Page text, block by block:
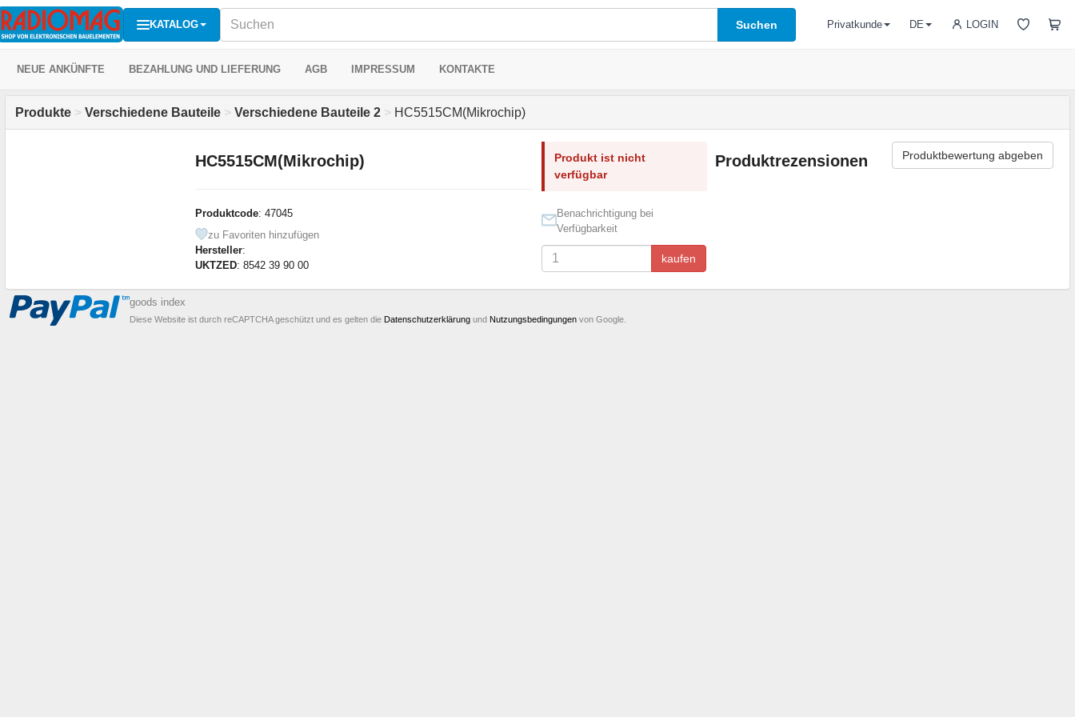
KATALOG Suchen LOGIN
Privatkunde DE
NEUE ANKÜNFTE BEZAHLUNG UND LIEFERUNG AGB IMPRESSUM KONTAKTE
Produkte > Verschiedene Bauteile > Verschiedene Bauteile 2 > HC5515CM(Mikrochip)
HC5515CM(Mikrochip)
Produktcode: 47045
zu Favoriten hinzufügen
Hersteller:
UKTZED: 8542 39 90 00
Produkt ist nicht
verfügbar
Benachrichtigung bei
Verfügbarkeit
kaufen
Produktrezensionen Produktbewertung abgeben
goods index
Diese Website ist durch reCAPTCHA geschützt und es gelten die Datenschutzerklärung und Nutzungsbedingungen von Google.